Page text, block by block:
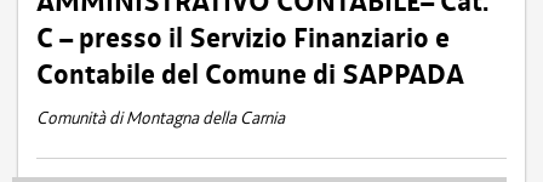
C – presso il Servizio Finanziario e
Contabile del Comune di SAPPADA
Comunità di Montagna della Carnia